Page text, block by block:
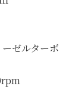
ゼルターボ